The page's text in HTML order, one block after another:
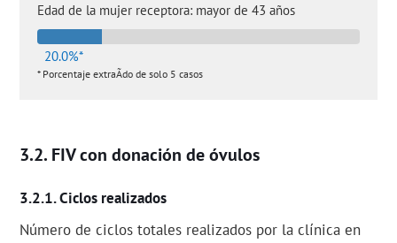
Edad de la mujer receptora: mayor de 43 años
20.0%*
* Porcentaje extraÃ­do de solo 5 casos
FIV con donación de óvulos
Ciclos realizados
Número de ciclos totales realizados por la clínica en